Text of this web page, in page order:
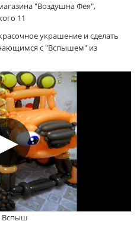
"Воздушна Фея",
11
украшение и сделать
с "Вспышем" из
Вспыш